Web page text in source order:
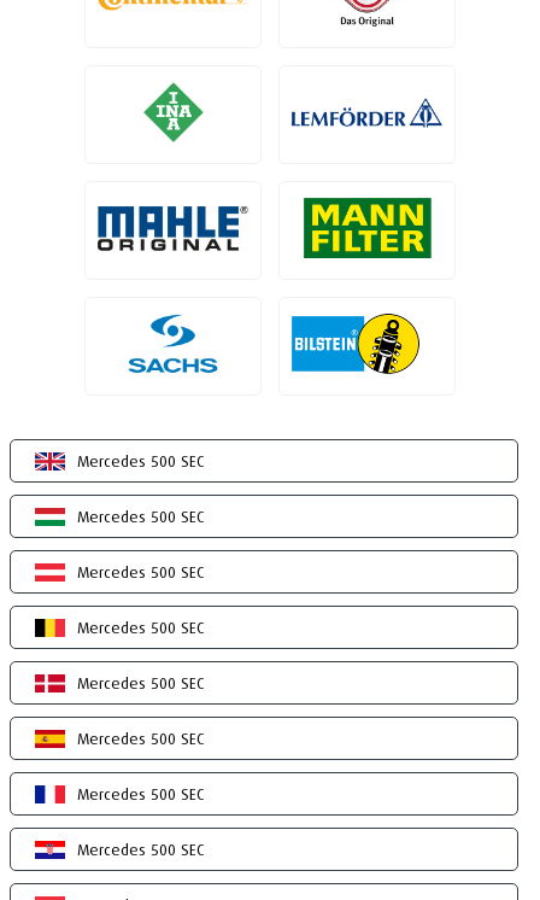
Mercedes 500 SEC
Mercedes 500 SEC
Mercedes 500 SEC
Mercedes 500 SEC
Mercedes 500 SEC
Mercedes 500 SEC
Mercedes 500 SEC
Mercedes 500 SEC